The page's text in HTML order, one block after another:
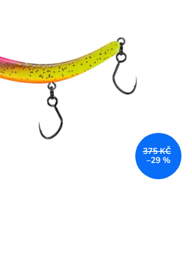
375 KČ
–29 %